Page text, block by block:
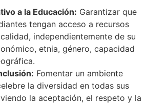
a la Educación: Garantizar que
tengan acceso a recursos
independientemente de su
etnia, género, capacidad
Fomentar un ambiente
la diversidad en todas sus
la aceptación, el respeto y la